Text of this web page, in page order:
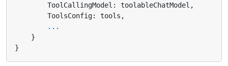
ToolCallingModel : toolableChatModel ,
ToolsConfig: tools ,
...
}
}